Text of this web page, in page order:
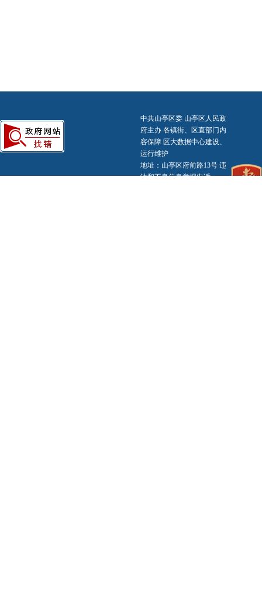
中共山亭区委 山亭区人民政
府主办 各镇街、区直部门内
容保障 区大数据中心建设、
运行维护
地址：山亭区府前路13号 违
法和不良信息举报电话：